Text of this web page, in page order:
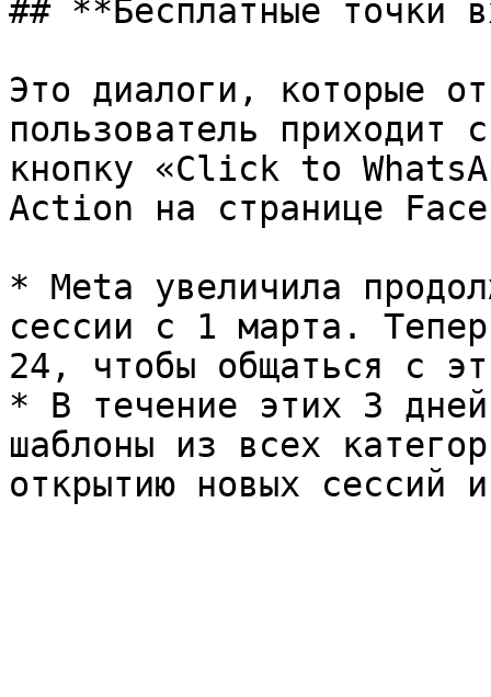
## **Бесплатные точки
Это диалоги, которые
пользователь приходит
кнопку «Click to
Action на странице
* Meta увеличила
сессии с 1 марта.
24, чтобы общаться с
* В течение этих 3
шаблоны из всех